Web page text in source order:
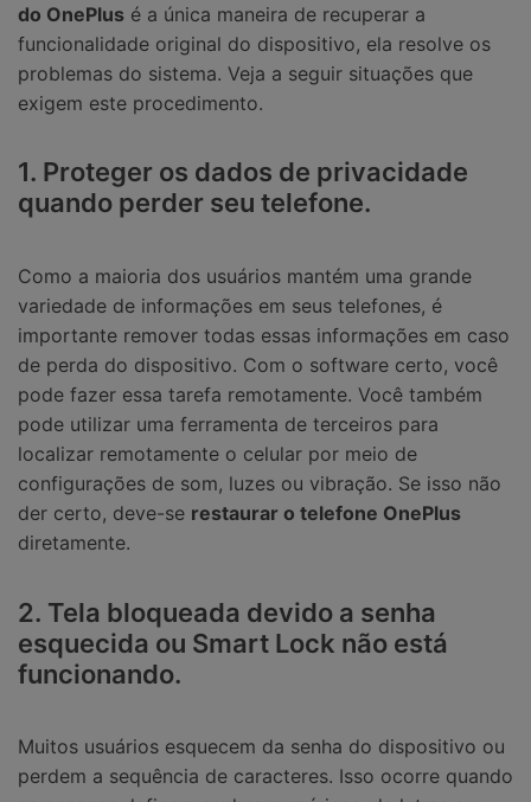
do OnePlus é a única maneira de recuperar a
funcionalidade original do dispositivo, ela resolve os
problemas do sistema. Veja a seguir situações que
exigem este procedimento.
1. Proteger os dados de privacidade
quando perder seu telefone.
Como a maioria dos usuários mantém uma grande
variedade de informações em seus telefones, é
importante remover todas essas informações em caso
de perda do dispositivo. Com o software certo, você
pode fazer essa tarefa remotamente. Você também
pode utilizar uma ferramenta de terceiros para
localizar remotamente o celular por meio de
configurações de som, luzes ou vibração. Se isso não
der certo, deve-se restaurar o telefone OnePlus
diretamente.
2. Tela bloqueada devido a senha
esquecida ou Smart Lock não está
funcionando.
Muitos usuários esquecem da senha do dispositivo ou
perdem a sequência de caracteres. Isso ocorre quando